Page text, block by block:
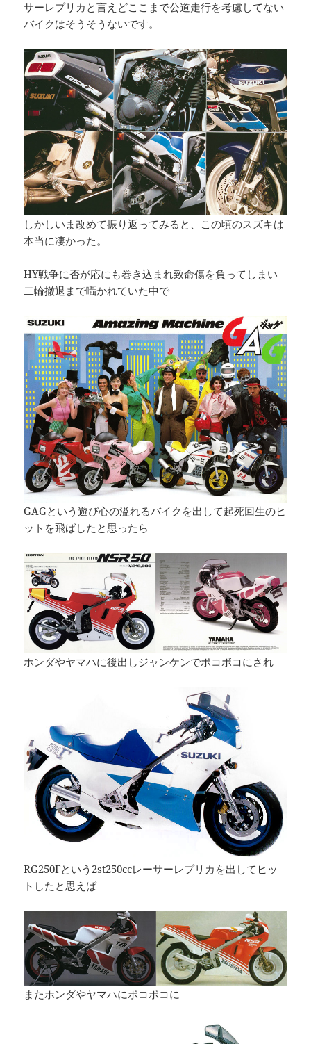
サーレプリカと言えどここまで公道走行を考慮してない
バイクはそうそうないです。
しかしいま改めて振り返ってみると、この頃のスズキは
本当に凄かった。
HY戦争に否が応にも巻き込まれ致命傷を負ってしまい
二輪撤退まで囁かれていた中で
GAGという遊び心の溢れるバイクを出して起死回生のヒ
ットを飛ばしたと思ったら
ホンダやヤマハに後出しジャンケンでボコボコにされ
RG250Γという2st250ccレーサーレプリカを出してヒッ
トしたと思えば
またホンダやヤマハにボコボコに